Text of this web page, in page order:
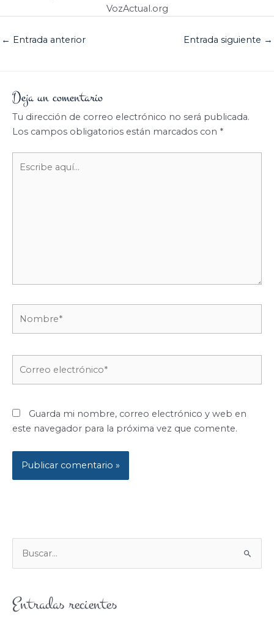
VozActual.org
← Entrada anterior Entrada siguiente →
Deja un comentario
Tu dirección de correo electrónico no será publicada.
Los campos obligatorios están marcados con *
aquí...
Guarda mi nombre, correo electrónico y web en
este navegador para la próxima vez que comente.
U
C
Entradas recientes